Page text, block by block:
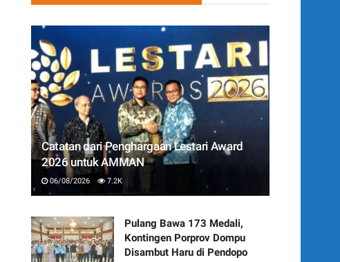
Catatan dari Penghargaan Lestari Award
2026 untuk AMMAN
06/08/2026 7.2K
Pulang Bawa 173 Medali,
Kontingen Porprov Dompu
Disambut Haru di Pendopo